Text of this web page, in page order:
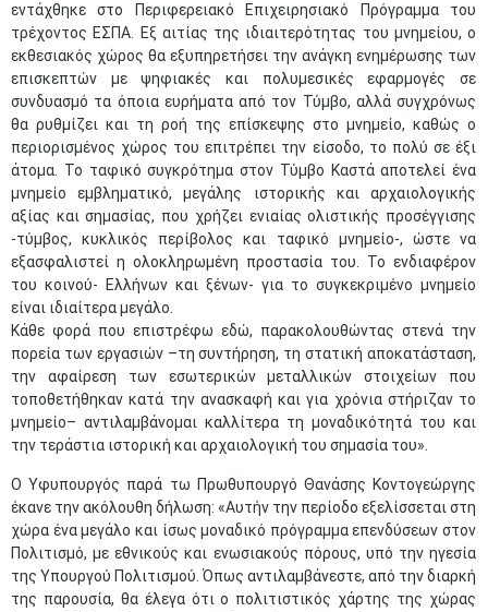
εντάχθηκε στο Περιφερειακό Επιχειρησιακό Πρόγραμμα του
τρέχοντος ΕΣΠΑ. Εξ αιτίας της ιδιαιτερότητας του μνημείου, ο
εκθεσιακός χώρος θα εξυπηρετήσει την ανάγκη ενημέρωσης των
επισκεπτών με ψηφιακές και πολυμεσικές εφαρμογές σε
συνδυασμό τα όποια ευρήματα από τον Τύμβο, αλλά συγχρόνως
θα ρυθμίζει και τη ροή της επίσκεψης στο μνημείο, καθώς ο
περιορισμένος χώρος του επιτρέπει την είσοδο, το πολύ σε έξι
άτομα. Το ταφικό συγκρότημα στον Τύμβο Καστά αποτελεί ένα
μνημείο εμβληματικό, μεγάλης ιστορικής και αρχαιολογικής
αξίας και σημασίας, που χρήζει ενιαίας ολιστικής προσέγγισης
-τύμβος, κυκλικός περίβολος και ταφικό μνημείο-, ώστε να
εξασφαλιστεί η ολοκληρωμένη προστασία του. Το ενδιαφέρον
του κοινού- Ελλήνων και ξένων- για το συγκεκριμένο μνημείο
είναι ιδιαίτερα μεγάλο.
Κάθε φορά που επιστρέφω εδώ, παρακολουθώντας στενά την
πορεία των εργασιών –τη συντήρηση, τη στατική αποκατάσταση,
την αφαίρεση των εσωτερικών μεταλλικών στοιχείων που
τοποθετήθηκαν κατά την ανασκαφή και για χρόνια στήριζαν το
μνημείο– αντιλαμβάνομαι καλλίτερα τη μοναδικότητά του και
την τεράστια ιστορική και αρχαιολογική του σημασία του».
Ο Υφυπουργός παρά τω Πρωθυπουργό Θανάσης Κοντογεώργης
έκανε την ακόλουθη δήλωση: «Αυτήν την περίοδο εξελίσσεται στη
χώρα ένα μεγάλο και ίσως μοναδικό πρόγραμμα επενδύσεων στον
Πολιτισμό, με εθνικούς και ενωσιακούς πόρους, υπό την ηγεσία
της Υπουργού Πολιτισμού. Όπως αντιλαμβάνεστε, από την διαρκή
της παρουσία, θα έλεγα ότι ο πολιτιστικός χάρτης της χώρας